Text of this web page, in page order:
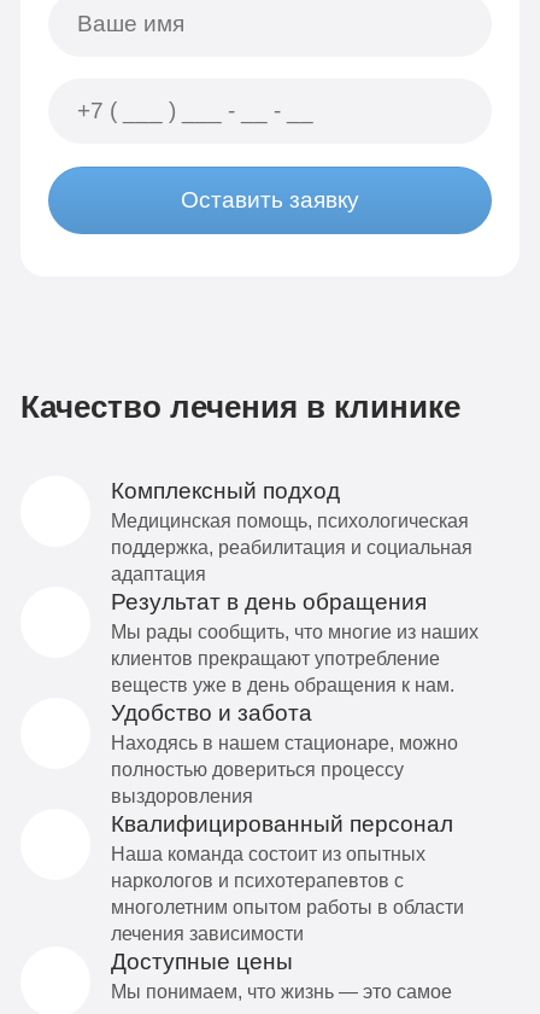
Оставить заявку
Качество лечения в клинике
Комплексный подход
Медицинская помощь, психологическая
поддержка, реабилитация и социальная
адаптация
Результат в день обращения
Мы рады сообщить, что многие из наших
клиентов прекращают употребление
веществ уже в день обращения к нам.
Удобство и забота
Находясь в нашем стационаре, можно
полностью довериться процессу
выздоровления
Квалифицированный персонал
Наша команда состоит из опытных
наркологов и психотерапевтов с
многолетним опытом работы в области
лечения зависимости
Доступные цены
Мы понимаем, что жизнь — это самое